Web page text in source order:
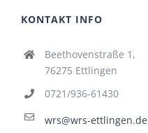
KONTAKT INFO
Beethovenstraße 1,
76275 Ettlingen
0721/936-61430
wrs@wrs-ettlingen.de